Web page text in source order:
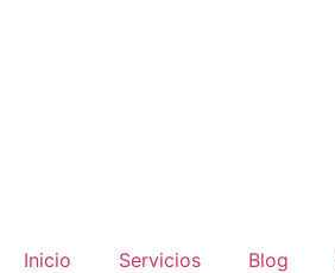
Inicio Servicios Blog